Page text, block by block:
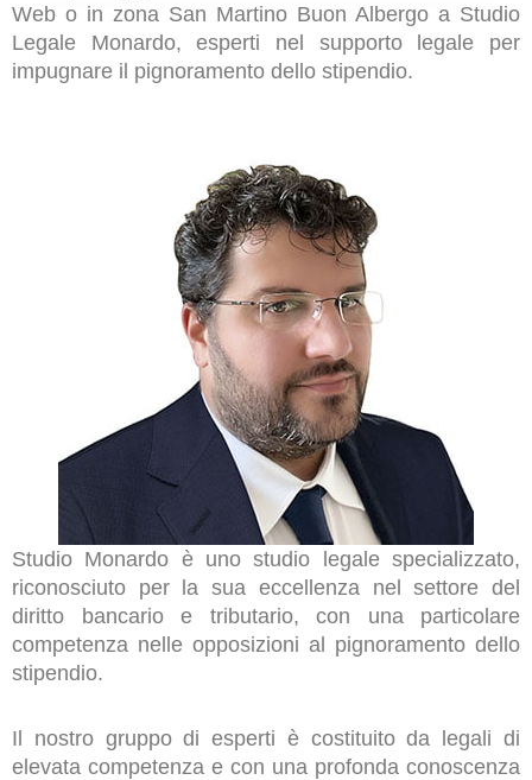
Web o in zona San Martino Buon Albergo a Studio
Legale Monardo, esperti nel supporto legale per
impugnare il pignoramento dello stipendio.
Studio Monardo è uno studio legale specializzato,
riconosciuto per la sua eccellenza nel settore del
diritto bancario e tributario, con una particolare
competenza nelle opposizioni al pignoramento dello
stipendio.
Il nostro gruppo di esperti è costituito da legali di
elevata competenza e con una profonda conoscenza